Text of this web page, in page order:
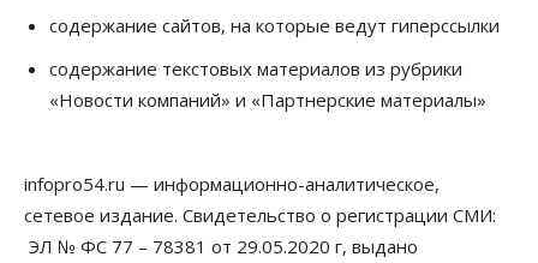
Право&Порядок
Новосибирец пытался провезти из Таиланда
кондитерские изделия с наркотиками
Бизнес Власть
Более 400 новосибирских компаний
вывели зарплату сотрудников «из тени»
05 Августа 2026, 12:00
содержание сайтов, на которые ведут гиперссылки
содержание текстовых материалов из рубрики
«Новости компаний» и «Партнерские материалы»
infopro54.ru — информационно-аналитическое,
сетевое издание. Свидетельство о регистрации СМИ:
ЭЛ № ФС 77 – 78381 от 29.05.2020 г, выдано